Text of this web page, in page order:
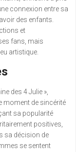
connexion entre sa
des enfants.
et
fans, mais
artistique.
des 4 Julie »,
moment de sincérité
sa popularité
positives,
sa décision de
se sentent